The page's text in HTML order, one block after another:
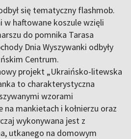
się tematyczny flashmob.
w haftowane koszule wzięli
do pomnika Tarasa
Dnia Wyszywanki odbyły
Centrum.
projekt „Ukraińsko-litewska
to charakterystyczna
wzorami
na mankietach i kołnierzu oraz
wykonywana jest z
utkanego na domowym